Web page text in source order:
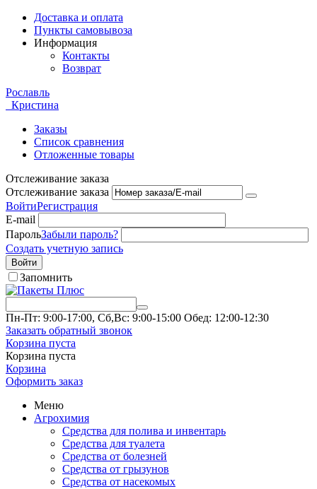
Доставка и оплата
Пункты самовывоза
Информация
Контакты
Возврат
Рославль
Кристина
Заказы
Список сравнения
Отложенные товары
Отслеживание заказа
Отслеживание заказа
ВойтиРегистрация
E-mail
ПарольЗабыли пароль?
Создать учетную запись
Войти
Запомнить
Пн-Пт: 9:00-17:00, Сб,Вс: 9:00-15:00 Обед: 12:00-12:30
Заказать обратный звонок
Корзина пуста
Корзина пуста
Корзина
Оформить заказ
Меню
Агрохимия
Средства для полива и инвентарь
Средства для туалета
Средства от болезней
Средства от грызунов
Средства от насекомых